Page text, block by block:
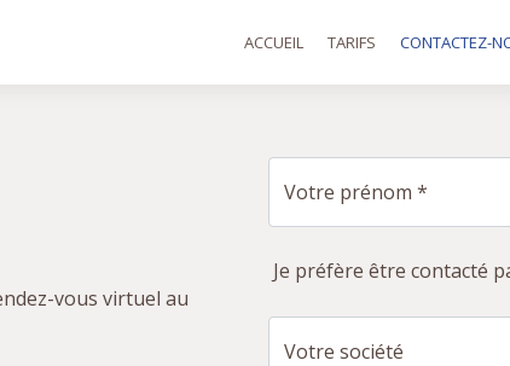
ACCUEIL TARIFS CONTACTEZ-
vous virtuel au
Votre prénom *
Je préfère être contacté
Votre société